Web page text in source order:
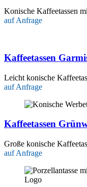
Konische Kaffeetassen
auf Anfrage
Kaffeetassen
Leicht konische
auf Anfrage
Kaffeetassen
Große konische
auf Anfrage